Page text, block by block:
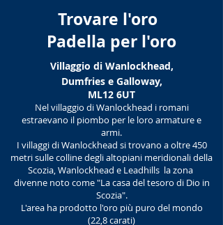
Trovare l'oro
Padella per l'oro
Villaggio di Wanlockhead,
Dumfries e Galloway,
ML12 6UT
Nel villaggio di Wanlockhead i romani
estraevano il​ piombo per le loro armature e
armi.
I villaggi di Wanlockhead si trovano a oltre 450
metri sulle colline degli altopiani meridionali della
Scozia, Wanlockhead e Leadhills la zona
divenne noto come "La casa del tesoro di Dio in
Scozia".
L'area ha prodotto l'oro più puro del mondo
(22,8 carati)